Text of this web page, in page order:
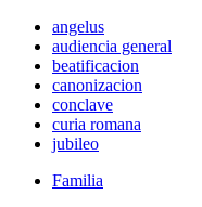
angelus
audiencia general
beatificacion
canonizacion
conclave
curia romana
jubileo
Familia